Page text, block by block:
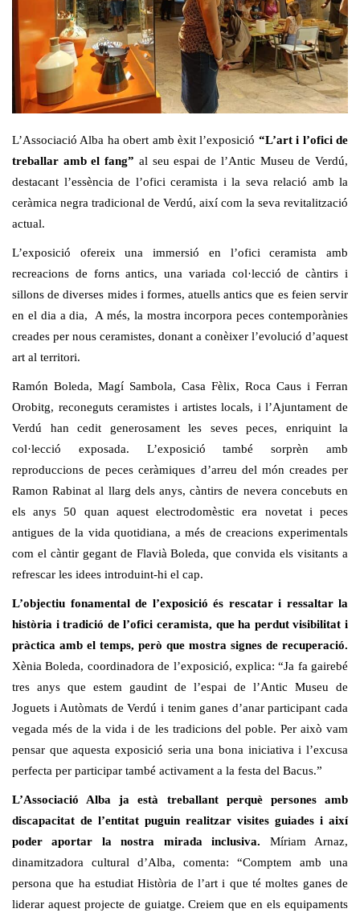
L’Associació Alba ha obert amb èxit l’exposició “L’art i l’ofici de
treballar amb el fang” al seu espai de l’Antic Museu de Verdú,
destacant l’essència de l’ofici ceramista i la seva relació amb la
ceràmica negra tradicional de Verdú, així com la seva revitalització
actual.
L’exposició ofereix una immersió en l’ofici ceramista amb
recreacions de forns antics, una variada col·lecció de càntirs i
sillons de diverses mides i formes, atuells antics que es feien servir
en el dia a dia, A més, la mostra incorpora peces contemporànies
creades per nous ceramistes, donant a conèixer l’evolució d’aquest
art al territori.
Ramón Boleda, Magí Sambola, Casa Fèlix, Roca Caus i Ferran
Orobitg, reconeguts ceramistes i artistes locals, i l’Ajuntament de
Verdú han cedit generosament les seves peces, enriquint la
col·lecció exposada. L’exposició també sorprèn amb
reproduccions de peces ceràmiques d’arreu del món creades per
Ramon Rabinat al llarg dels anys, càntirs de nevera concebuts en
els anys 50 quan aquest electrodomèstic era novetat i peces
antigues de la vida quotidiana, a més de creacions experimentals
com el càntir gegant de Flavià Boleda, que convida els visitants a
refrescar les idees introduint-hi el cap.
L’objectiu fonamental de l’exposició és rescatar i ressaltar la
història i tradició de l’ofici ceramista, que ha perdut visibilitat i
pràctica amb el temps, però que mostra signes de recuperació.
Xènia Boleda, coordinadora de l’exposició, explica: “Ja fa gairebé
tres anys que estem gaudint de l’espai de l’Antic Museu de
Joguets i Autòmats de Verdú i tenim ganes d’anar participant cada
vegada més de la vida i de les tradicions del poble. Per això vam
pensar que aquesta exposició seria una bona iniciativa i l’excusa
perfecta per participar també activament a la festa del Bacus.”
L’Associació Alba ja està treballant perquè persones amb
discapacitat de l’entitat puguin realitzar visites guiades i així
poder aportar la nostra mirada inclusiva. Míriam Arnaz,
dinamitzadora cultural d’Alba, comenta: “Comptem amb una
persona que ha estudiat Història de l’art i que té moltes ganes de
liderar aquest projecte de guiatge. Creiem que en els equipaments